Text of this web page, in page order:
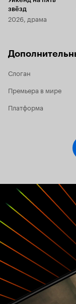
звёзд
2026, драма
Слоган
Премьера в мире
Платформа